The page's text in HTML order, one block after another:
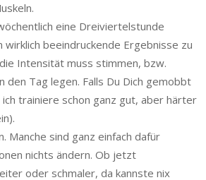
eine Dreiviertelstunde
beeindruckende Ergebnisse zu
Intensität muss stimmen, bzw.
Tag legen. Falls Du Dich gemobbt
trainiere schon ganz gut, aber härter
Manche sind ganz einfach dafür
nichts ändern. Ob jetzt
oder schmaler, da kannste nix